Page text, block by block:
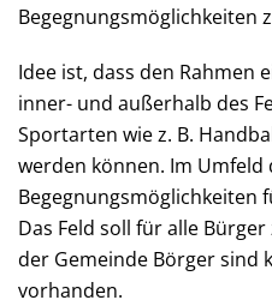
Begegnungsmöglichkeiten
Idee ist, dass den Rahmen
inner- und außerhalb des
Sportarten wie z. B.
werden können. Im Umfeld
Begegnungsmöglichkeiten
Das Feld soll für alle
der Gemeinde Börger sind
vorhanden.